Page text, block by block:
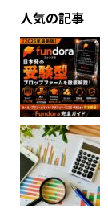
人気の記事